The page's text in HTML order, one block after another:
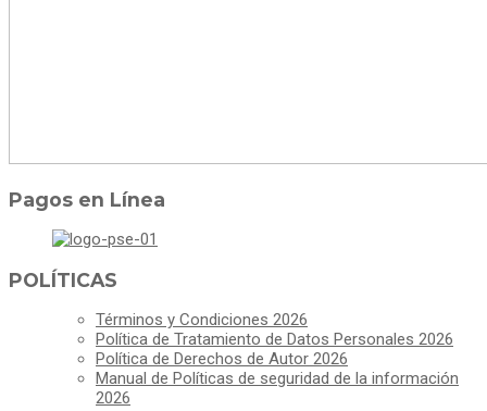
Pagos en Línea
POLÍTICAS
Términos y Condiciones 2026
Política de Tratamiento de Datos Personales 2026
Política de Derechos de Autor 2026
Manual de Políticas de seguridad de la información
2026